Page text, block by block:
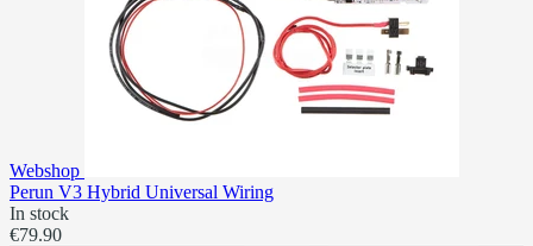
Webshop
Perun V3 Hybrid Universal Wiring
In stock
€79.90